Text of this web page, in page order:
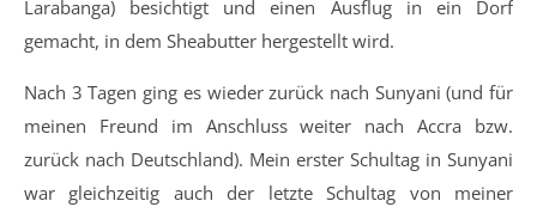
Larabanga) besichtigt und einen Ausflug in ein Dorf
gemacht, in dem Sheabutter hergestellt wird.
Nach 3 Tagen ging es wieder zurück nach Sunyani (und für
meinen Freund im Anschluss weiter nach Accra bzw.
zurück nach Deutschland). Mein erster Schultag in Sunyani
war gleichzeitig auch der letzte Schultag von meiner